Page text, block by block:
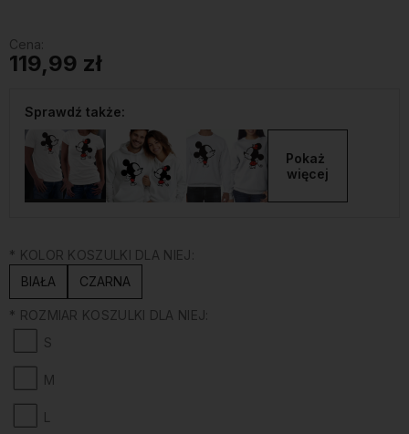
Cena:
119,99 zł
Sprawdź także:
Pokaż
więcej
* KOLOR KOSZULKI DLA NIEJ:
BIAŁA
CZARNA
* ROZMIAR KOSZULKI DLA NIEJ:
S
M
L